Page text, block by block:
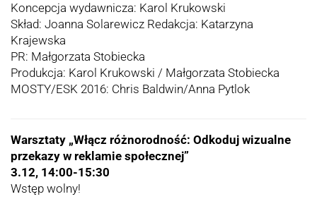
Koncepcja wydawnicza: Karol Krukowski
Skład: Joanna Solarewicz Redakcja: Katarzyna
Krajewska
PR: Małgorzata Stobiecka
Produkcja: Karol Krukowski / Małgorzata Stobiecka
MOSTY/ESK 2016: Chris Baldwin/Anna Pytlok
Warsztaty „Włącz różnorodność: Odkoduj wizualne
przekazy w reklamie społecznej”
3.12, 14:00-15:30
Wstęp wolny!